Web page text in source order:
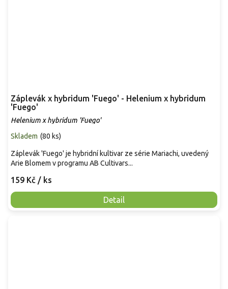
Záplevák x hybridum 'Fuego' - Helenium x hybridum
'Fuego'
Helenium x hybridum 'Fuego'
Skladem (80 ks)
159 Kč / ks
Detail
Záplevák 'Fuego' je hybridní kultivar ze série Mariachi, uvedený
Arie Blomem v programu AB Cultivars...